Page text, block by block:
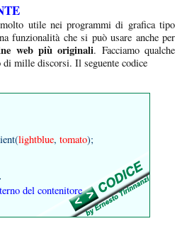
utile nei programmi di grafica tipo
funzionalità che si può usare anche per
web più originali. Facciamo qualche
di mille discorsi. Il seguente codice
lightblue, tomato);
del contenitore